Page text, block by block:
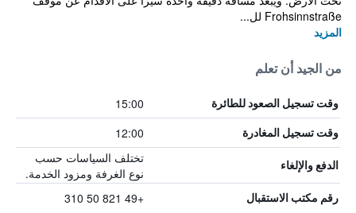
Frohsinnstraße لل...
المزيد
من الجيد أن تعلم
وقت تسجيل الصعود للطائرة 15:00
وقت تسجيل المغادرة 12:00
الدفع والإلغاء
تختلف السياسات حسب
نوع الغرفة ومزود الخدمة.
رقم مكتب الاستقبال +49 821 50 310